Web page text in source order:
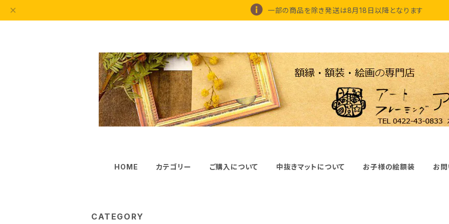
一部の商品を除き発送は8月18日以降となります
HOME カテゴリー ご購入について 中抜きマットについて お子様の絵額装 お
CATEGORY